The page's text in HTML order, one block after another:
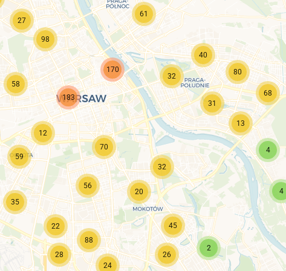
32
40
31
12
58
27
13
56
4
22
4
35
2
26
28
170
61
32
70
183
98
80
20
59
68
45
88
24